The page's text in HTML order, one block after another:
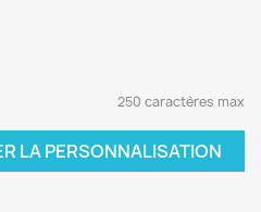
250 caractères max
LA PERSONNALISATION